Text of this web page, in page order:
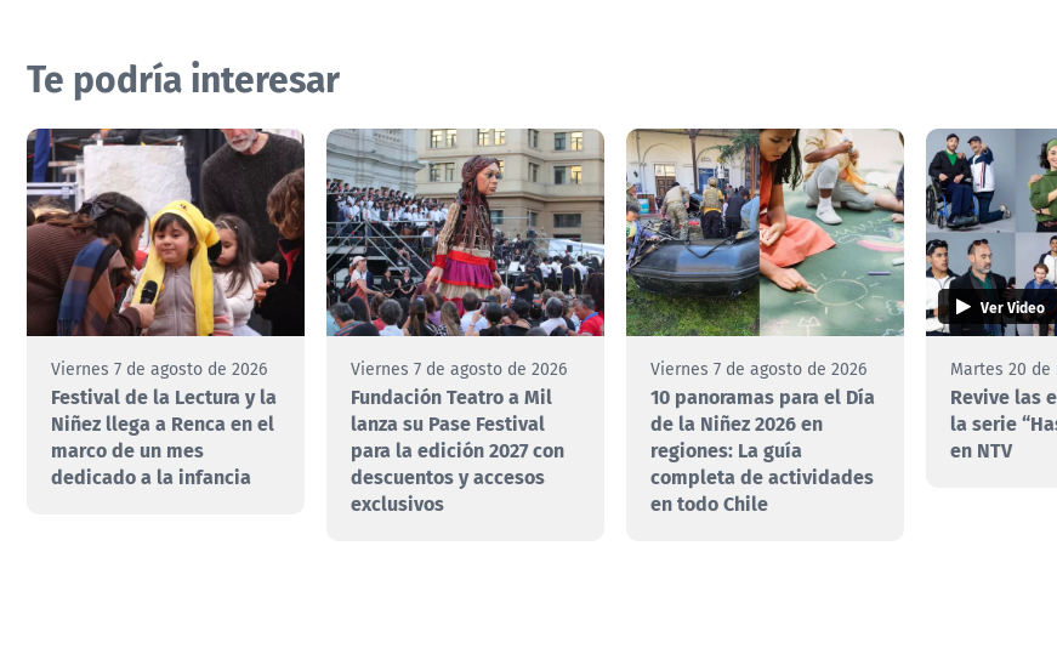
Te podría interesar
Viernes 7 de agosto de 2026
Festival de la Lectura y la
Niñez llega a Renca en el
marco de un mes
dedicado a la infancia
Viernes 7 de agosto de 2026
Fundación Teatro a Mil
lanza su Pase Festival
para la edición 2027 con
descuentos y accesos
exclusivos
Viernes 7 de agosto de 2026
10 panoramas para el Día
de la Niñez 2026 en
regiones: La guía
completa de actividades
en todo Chile
Ver Video
Martes 20 de
Revive las
la serie
en NTV